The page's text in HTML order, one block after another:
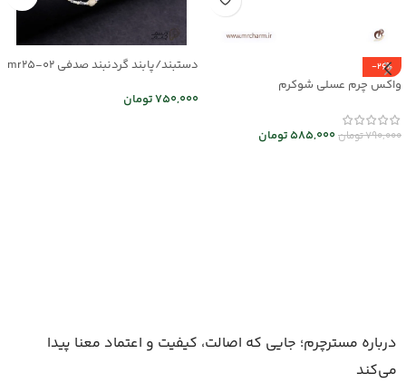
-26%
واکس چرم عسلی شوکرم
790,000تومان585,000تومان
دستبند/پابند گردنبند صدفی mr25-02
750,000تومان
درباره مسترچرم؛ جایی که اصالت، کیفیت و اعتماد معنا پیدا
می‌کند